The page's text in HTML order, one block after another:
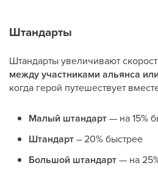
Штандарты
Штандарты увеличивают
между участниками альянса
когда герой путешествует
Малый штандарт— на 15%
Штандарт– 20% быстрее
Большой штандарт— на